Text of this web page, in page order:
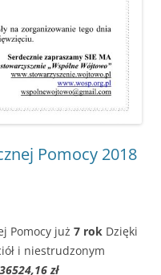
Pomocy 2018
Pomocy już 7 rok Dzięki
i niestrudzonym
36524,16 zł